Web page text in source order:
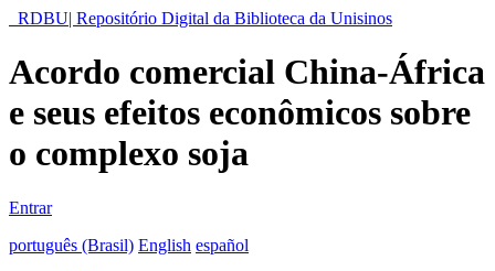
RDBU| Repositório Digital da Biblioteca da Unisinos
Acordo comercial China-África
e seus efeitos econômicos sobre
o complexo soja
Entrar
português (Brasil) English español